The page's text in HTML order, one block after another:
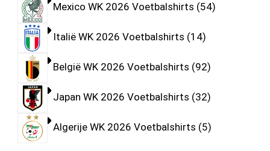
Mexico WK 2026 Voetbalshirts 54
Italië WK 2026 Voetbalshirts 14
België WK 2026 Voetbalshirts 92
Japan WK 2026 Voetbalshirts 32
Algerije WK 2026 Voetbalshirts 5